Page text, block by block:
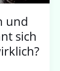
und
sich